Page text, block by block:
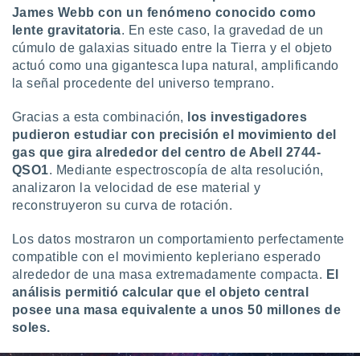
abono
únicos
similares
como
de
posible
traten tus
en
interés
Para
James Webb con un fenómeno conocido como
lente gravitatoria. En este caso, la gravedad de un
cúmulo de galaxias situado entre la Tierra y el objeto
actuó como una gigantesca lupa natural, amplificando
la señal procedente del universo temprano.
Gracias a esta combinación,
los investigadores
pudieron estudiar con precisión el movimiento del
gas que gira alrededor del centro de Abell 2744-
QSO1. Mediante espectroscopía de alta resolución,
analizaron la velocidad de ese material y
reconstruyeron su curva de rotación.
Los datos mostraron un comportamiento perfectamente
compatible con el movimiento kepleriano esperado
alrededor de una masa extremadamente compacta. El
análisis permitió calcular que el objeto central
posee una masa equivalente a unos 50 millones de
soles.